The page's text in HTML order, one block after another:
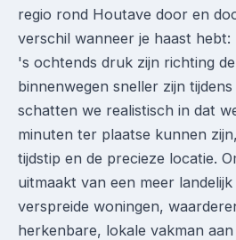
regio rond Houtave door en
verschil wanneer je haast hebt:
's ochtends druk zijn richting
binnenwegen sneller zijn
schatten we realistisch in dat
minuten ter plaatse kunnen
tijdstip en de precieze locatie.
uitmaakt van een meer landelijk
verspreide woningen,
herkenbare, lokale vakman aan